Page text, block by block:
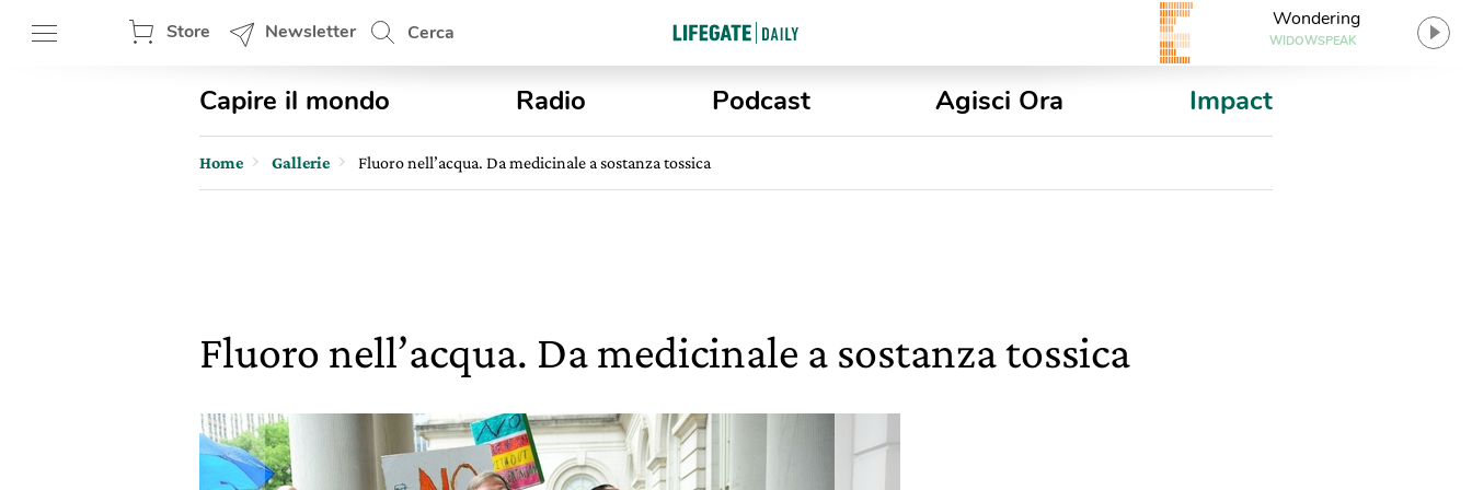
Store Newsletter Cerca
Wondering
WIDOWSPEAK
Capire il mondo Radio Podcast Agisci Ora Impact
Home Gallerie Fluoro nell’acqua. Da medicinale a sostanza tossica
Fluoro nell’acqua. Da medicinale a sostanza tossica